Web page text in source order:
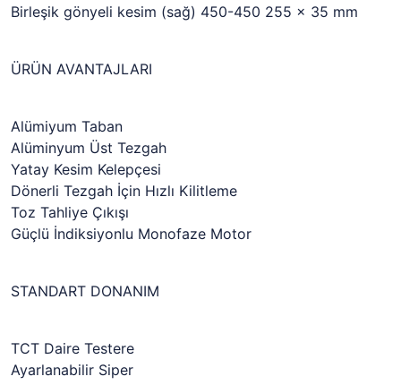
Birleşik gönyeli kesim (sağ) 450-450 255 x 35 mm
ÜRÜN AVANTAJLARI
Alümiyum Taban
Alüminyum Üst Tezgah
Yatay Kesim Kelepçesi
Dönerli Tezgah İçin Hızlı Kilitleme
Toz Tahliye Çıkışı
Güçlü İndiksiyonlu Monofaze Motor
STANDART DONANIM
TCT Daire Testere
Ayarlanabilir Siper